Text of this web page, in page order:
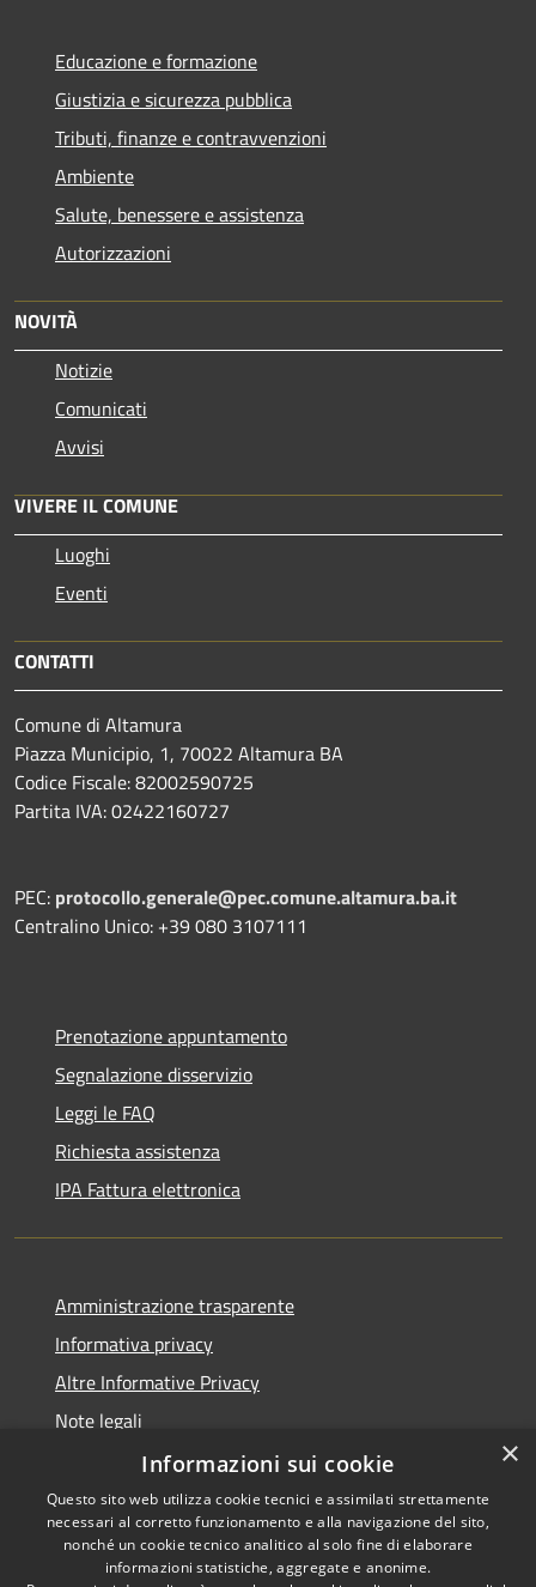
Educazione e formazione
Giustizia e sicurezza pubblica
Tributi, finanze e contravvenzioni
Ambiente
Salute, benessere e assistenza
Autorizzazioni
NOVITÀ
Notizie
Comunicati
Avvisi
VIVERE IL COMUNE
Luoghi
Eventi
CONTATTI
Comune di Altamura
Piazza Municipio, 1, 70022 Altamura BA
Codice Fiscale: 82002590725
Partita IVA: 02422160727
PEC: protocollo.generale@pec.comune.altamura.ba.it
Centralino Unico: +39 080 3107111
Prenotazione appuntamento
Segnalazione disservizio
Leggi le FAQ
Richiesta assistenza
IPA Fattura elettronica
Amministrazione trasparente
Informativa privacy
Altre Informative Privacy
Note legali
Dichiarazione di accessibilità
RSS Copyright © 2026 • Comune di
×
Informazioni sui cookie
Questo sito web utilizza cookie tecnici e assimilati strettamente
necessari al corretto funzionamento e alla navigazione del sito,
nonché un cookie tecnico analitico al solo fine di elaborare
informazioni statistiche, aggregate e anonime.